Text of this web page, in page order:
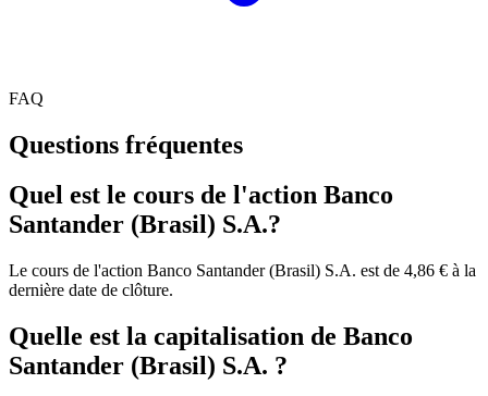
FAQ
Questions fréquentes
Quel est le cours de l'action Banco
Santander (Brasil) S.A.?
Le cours de l'action Banco Santander (Brasil) S.A. est de 4,86 € à la
dernière date de clôture.
Quelle est la capitalisation de Banco
Santander (Brasil) S.A. ?